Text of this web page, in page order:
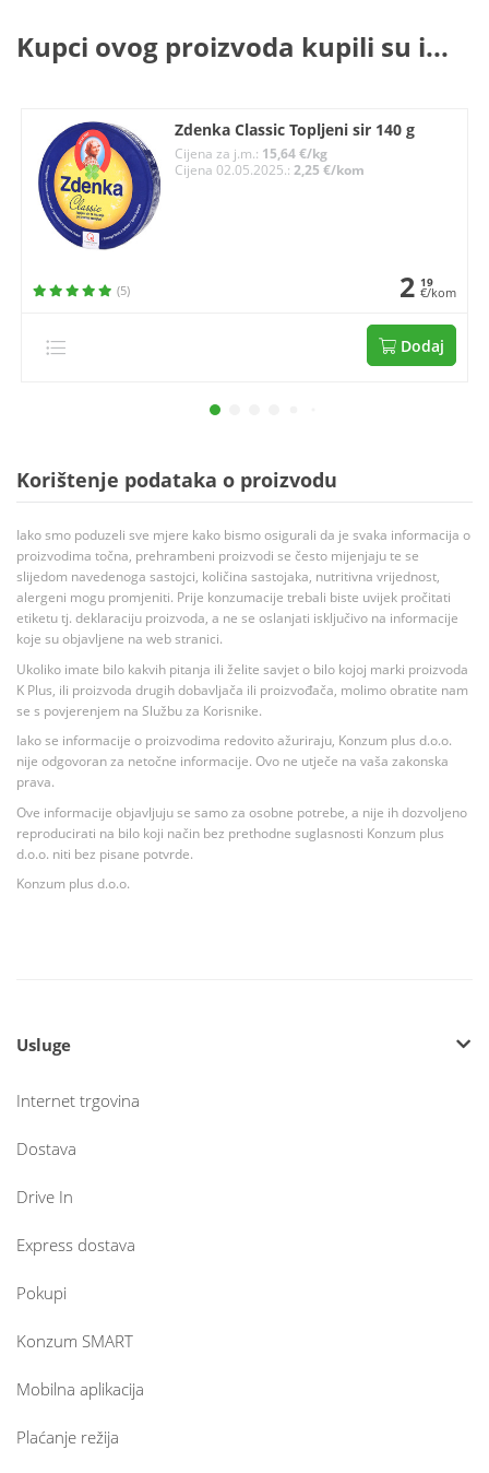
Kupci ovog proizvoda kupili su i...
Zdenka Classic Topljeni sir 140 g
Cijena za j.m.: 15,64 €/kg
Cijena 02.05.2025.:2,25 €/kom
(5) 2 19
€/kom
Dodaj
Korištenje podataka o proizvodu
Iako smo poduzeli sve mjere kako bismo osigurali da je svaka informacija o
proizvodima točna, prehrambeni proizvodi se često mijenjaju te se
slijedom navedenoga sastojci, količina sastojaka, nutritivna vrijednost,
alergeni mogu promjeniti. Prije konzumacije trebali biste uvijek pročitati
etiketu tj. deklaraciju proizvoda, a ne se oslanjati isključivo na informacije
koje su objavljene na web stranici.
Ukoliko imate bilo kakvih pitanja ili želite savjet o bilo kojoj marki proizvoda
K Plus, ili proizvoda drugih dobavljača ili proizvođača, molimo obratite nam
se s povjerenjem na Službu za Korisnike.
Iako se informacije o proizvodima redovito ažuriraju, Konzum plus d.o.o.
nije odgovoran za netočne informacije. Ovo ne utječe na vaša zakonska
prava.
Ove informacije objavljuju se samo za osobne potrebe, a nije ih dozvoljeno
reproducirati na bilo koji način bez prethodne suglasnosti Konzum plus
d.o.o. niti bez pisane potvrde.
Konzum plus d.o.o.
Usluge
Internet trgovina
Dostava
Drive In
Express dostava
Pokupi
Konzum SMART
Mobilna aplikacija
Plaćanje režija